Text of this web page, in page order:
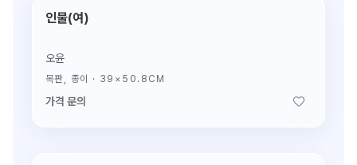
생전 진작(眞作)
인물(여)
오윤
목판, 종이 · 39×50.8CM
가격 문의